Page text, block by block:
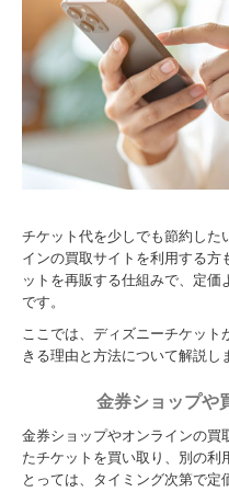
チケット代を少しでも節約した
インの買取サイトを利用する方
ットを再販する仕組みで、定価
です。
ここでは、ディズニーチケッ
きる理由と方法について解説し
金券ショップや
金券ショップやオンラインの買
たチケットを買い取り、別の利
とっては、タイミング次第で